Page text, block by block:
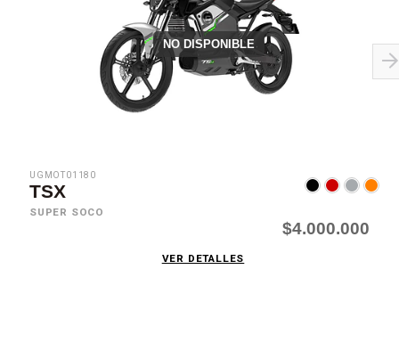
NO DISPONIBLE
UGMOT01180
TSX
SUPER SOCO
$4.000.000
VER DETALLES